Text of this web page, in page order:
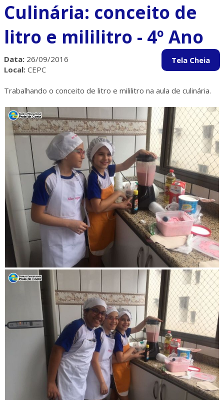
Culinária: conceito de
litro e mililitro - 4º Ano
Data: 26/09/2016
Local: CEPC
Trabalhando o conceito de litro e mililitro na aula de culinária.